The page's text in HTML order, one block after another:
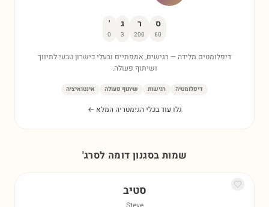
ס
60
ר
200
ג
3
'
0
דיפלומטים מלידה — רגישים, אמפתיים ובעלי כישרון טבעי לתיווך
ושיתוף פעולה.
דיפלומטיה רגישות שיתוף פעולה אינטואיציה
גלו עוד בכלי הגימטריה המלא ←
שמות בסגנון דומה לסרג'
סטיב